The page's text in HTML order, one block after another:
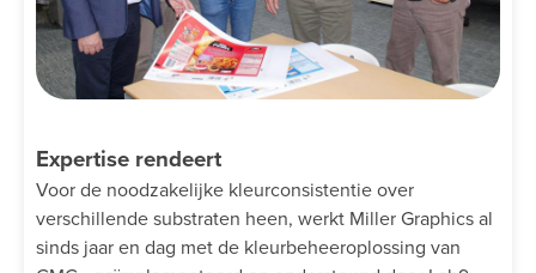
Expertise rendeert
Voor de noodzakelijke kleurconsistentie over
verschillende substraten heen, werkt Miller Graphics al
sinds jaar en dag met de kleurbeheeroplossing van